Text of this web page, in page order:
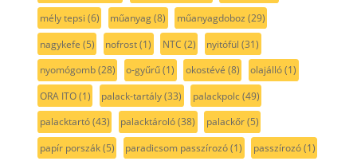
mély tepsi (6) műanyag(8) műanyagdoboz (29)
nagykefe (5) nofrost(1) NTC (2) nyitófül (31)
nyomógomb(28) o-gyűrű(1) okostévé (8) olajálló(1)
ORA ITO(1) palack-tartály(33) palackpolc(49)
palacktartó(43) palacktároló(38) palackőr(5)
papír porszák(5) paradicsom passzírozó(1) passzírozó(1)